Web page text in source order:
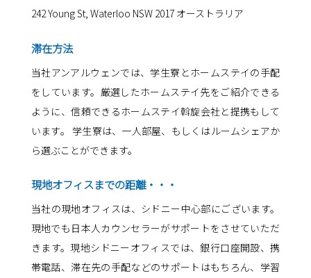
242 Young St, Waterloo NSW 2017 オーストラリア
滞在方法
当社アンアルウェンでは、学生寮とホームステイの手配
をしています。厳選したホームステイ先をご紹介できる
ように、信頼できるホームステイ斡旋会社と提携もして
います。 学生寮は、一人部屋、もしくはルームシェアか
ら選ぶことができます。
現地オフィスまでの距離・・・
当社の現地オフィスは、シドニー中心部にございます。
現地でも日本人カウンセラーがサポートをさせていただ
きます。現地シドニーオフィスでは、銀行口座開設、携
帯電話、滞在先の手配などのサポートはもちろん、学習